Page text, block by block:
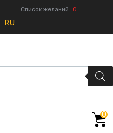
Список желаний 0
RU
0